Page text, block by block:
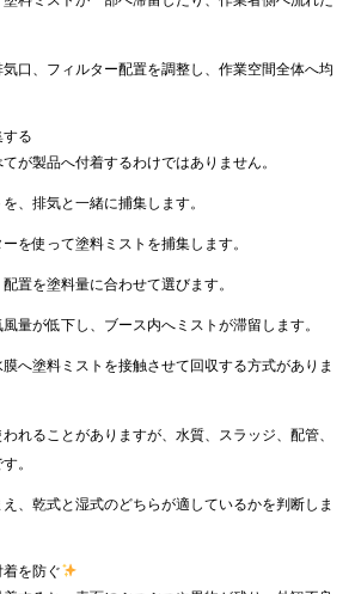
口、フィルター配置を調整し、作業空間全体へ均
る
が製品へ付着するわけではありません。
、排気と一緒に捕集します。
を使って塗料ミストを捕集します。
置を塗料量に合わせて選びます。
量が低下し、ブース内へミストが滞留します。
へ塗料ミストを接触させて回収する方式がありま
れることがありますが、水質、スラッジ、配管、
。
、乾式と湿式のどちらが適しているかを判断しま
を防ぐ